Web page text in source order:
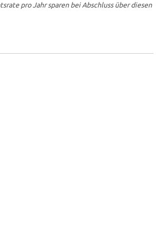
pro Jahr sparen bei Abschluss über diesen